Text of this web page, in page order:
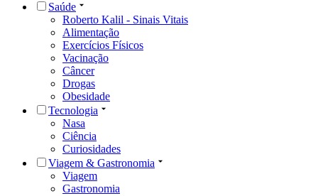
Saúde
Roberto Kalil - Sinais Vitais
Alimentação
Exercícios Físicos
Vacinação
Câncer
Drogas
Obesidade
Tecnologia
Nasa
Ciência
Curiosidades
Viagem & Gastronomia
Viagem
Gastronomia